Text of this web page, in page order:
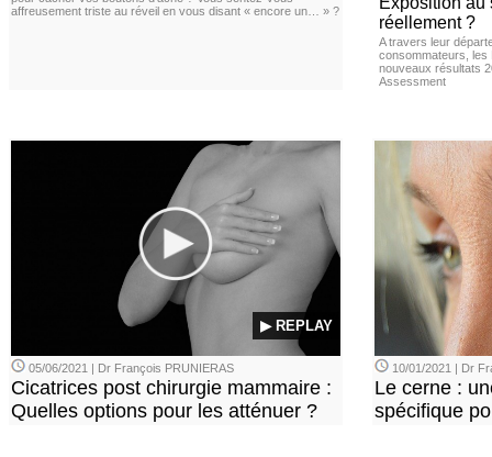
affreusement triste au réveil en vous disant « encore un… » ?
réellement ?
A travers leur
consommateurs, les
nouveaux résultats
Assessment
▶ REPLAY
05/06/2021 | Dr François PRUNIERAS
Cicatrices post chirurgie mammaire :
Quelles options pour les atténuer ?
10/01/2021 | Dr
Le cerne :
spécifique